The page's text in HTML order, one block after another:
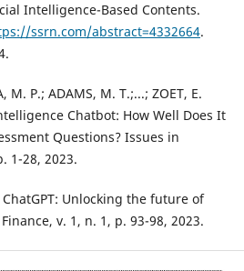
Intelligence-Based Contents.
ssrn.com/abstract=4332664.
M. P.; ADAMS, M. T.;...; ZOET, E.
Chatbot: How Well Does It
Questions? Issues in
1-28, 2023.
ChatGPT: Unlocking the future of
v. 1, n. 1, p. 93-98, 2023.